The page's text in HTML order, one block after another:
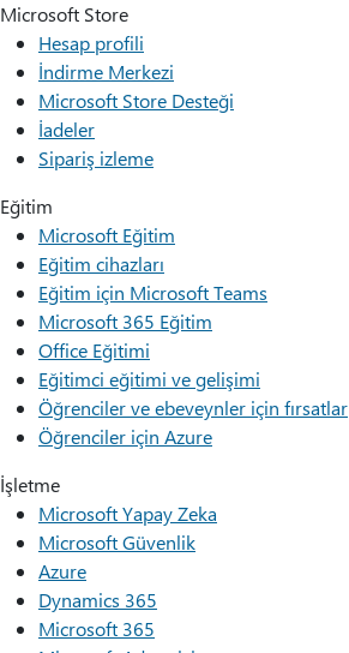
Microsoft Store
Hesap profili
İndirme Merkezi
Microsoft Store Desteği
İadeler
Sipariş izleme
Eğitim
Microsoft Eğitim
Eğitim cihazları
Eğitim için Microsoft Teams
Microsoft 365 Eğitim
Office Eğitimi
Eğitimci eğitimi ve gelişimi
Öğrenciler ve ebeveynler için fırsatlar
Öğrenciler için Azure
İşletme
Microsoft Yapay Zeka
Microsoft Güvenlik
Azure
Dynamics 365
Microsoft 365